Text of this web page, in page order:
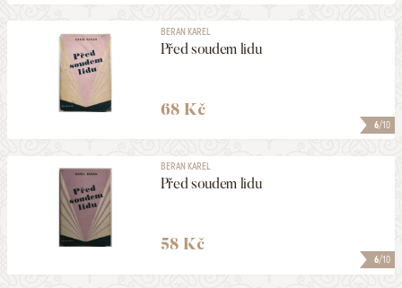
6/10
BERAN KAREL
Před soudem lidu
68 Kč
6/10
BERAN KAREL
Před soudem lidu
58 Kč